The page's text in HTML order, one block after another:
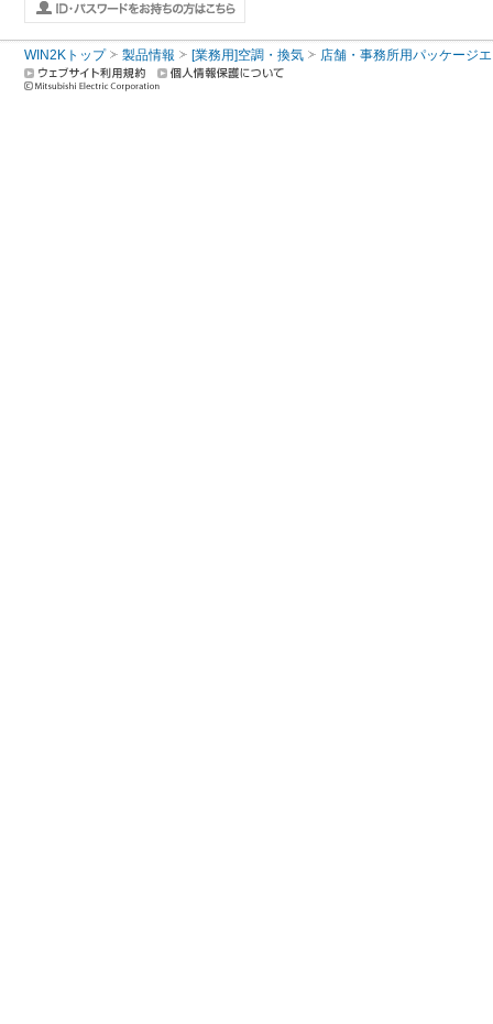
WIN2Kトップ 製品情報 [業務用]空調・換気 店舗・事務所用パッケージ